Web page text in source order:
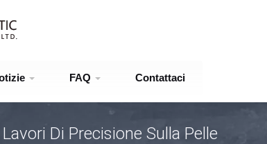
FAQ Contattaci
Di Precisione Sulla Pelle